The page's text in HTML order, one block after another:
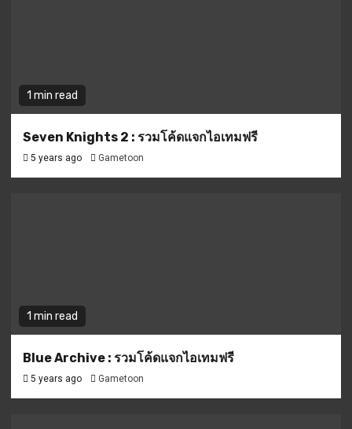
1 min read
Seven Knights 2 : รวมโค้ดแจกไอเทมฟรี
5 years ago Gametoon
1 min read
Blue Archive : รวมโค้ดแจกไอเทมฟรี
5 years ago Gametoon